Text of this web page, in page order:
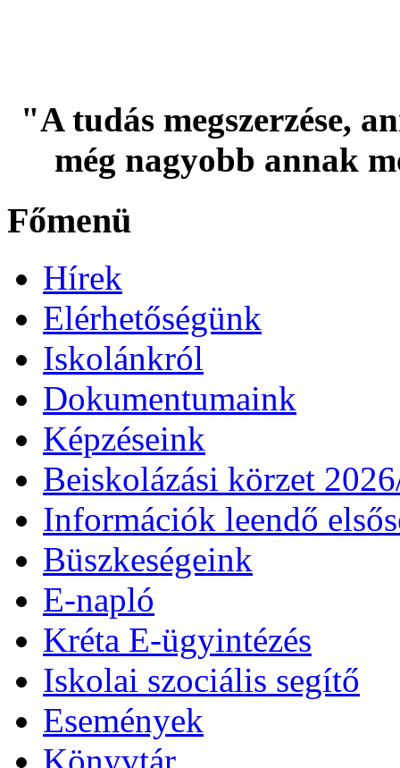
"A tudás megszerzése,
még nagyobb annak
Főmenü
Hírek
Elérhetőségünk
Iskolánkról
Dokumentumaink
Képzéseink
Beiskolázási körzet
Információk leendő
Büszkeségeink
E-napló
Kréta E-ügyintézés
Iskolai szociális segítő
Események